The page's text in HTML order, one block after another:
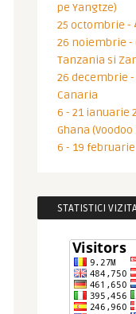
pe Yangtze)
25 octombrie
26 noiembrie -
Tanzania si
26 decembrie
Canaria
6 - 21 ianuarie
Ghana
6 - 19
STATISTICI